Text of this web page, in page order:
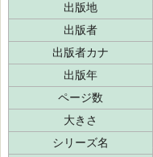
出版地
出版者
出版者カナ
出版年
ページ数
大きさ
シリーズ名